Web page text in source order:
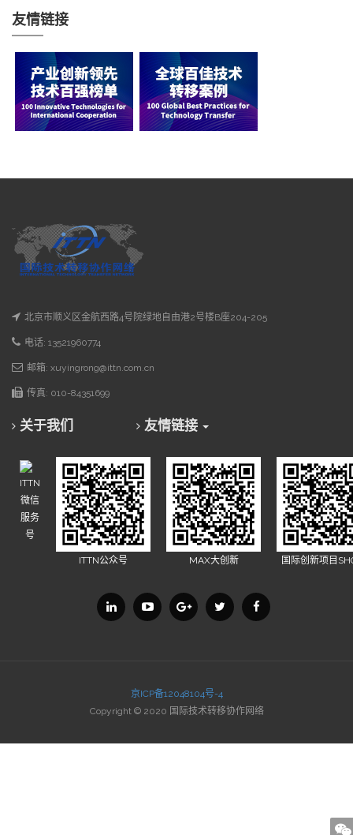
友情链接
北京市顺义区金航西路4号院绿地自由港2号楼B座204-205
电话: 13521960774
邮箱: xuyingrong@ittn.com.cn
传真: 010-84351699
关于我们 友情链接
ITTN
微信
服务
号
ITTN公众号 MAX大创新 国际创新项目
京ICP备12048104号-4
Copyright © 2020 国际技术转移协作网络